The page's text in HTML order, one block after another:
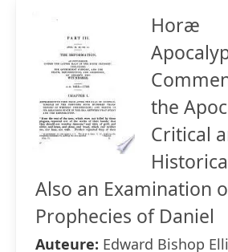
Horæ
the
Critical
Also an Examination
Prophecies of Daniel
Auteure: Edward Bishop